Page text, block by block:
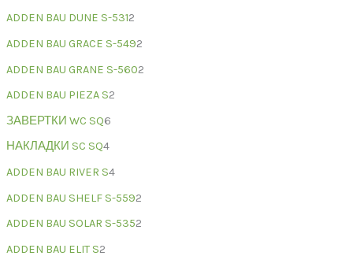
ADDEN BAU DUNE S-5312
ADDEN BAU GRACE S-5492
ADDEN BAU GRANE S-5602
ADDEN BAU PIEZA S2
ЗАВЕРТКИ WC SQ6
НАКЛАДКИ SC SQ4
ADDEN BAU RIVER S4
ADDEN BAU SHELF S-5592
ADDEN BAU SOLAR S-5352
ADDEN BAU ELIT S2